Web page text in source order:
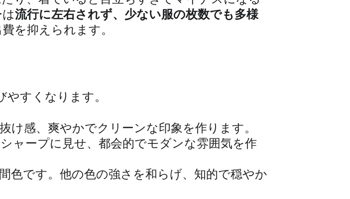
流行に左右されず、少ない服の枚数でも多様
を抑えられます。
すくなります。
け感、爽やかでクリーンな印象を作ります。
ャープに見せ、都会的でモダンな雰囲気を作
色です。他の色の強さを和らげ、知的で穏やか